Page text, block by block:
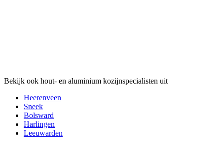
Bekijk ook hout- en aluminium kozijnspecialisten uit
Heerenveen
Sneek
Bolsward
Harlingen
Leeuwarden